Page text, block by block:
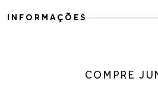
INFORMAÇÕES
design clássico, bico fino e salto
COMPRE